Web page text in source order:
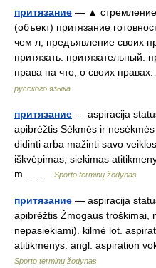
притязание — ▲ стремление
(объект) притязание
чем л; предъявление своих
притязать. притязательный.
права на что, о своих
русского языка
притязание — aspiracija
apibrėžtis Sėkmės ir
didinti arba mažinti savo
iškvėpimas; siekimas
m… …
Sporto terminų žodynas
притязание — aspiracija
apibrėžtis Žmogaus troškimai,
nepasiekiami). kilmė lot.
atitikmenys: angl. aspiration
Sporto terminų žodynas